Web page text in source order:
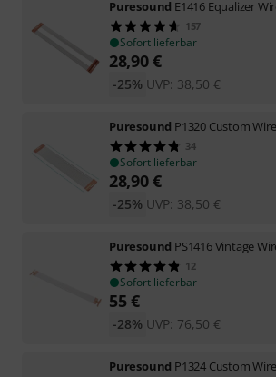
Puresound E1416 Equalizer
157
Sofort lieferbar
28,90€
UVP: 38,50 €
-25%
Puresound P1320 Custom
34
Sofort lieferbar
28,90€
UVP: 38,50 €
-25%
Puresound PS1416 Vintage
12
Sofort lieferbar
55€
UVP: 76,50 €
-28%
Puresound P1324 Custom